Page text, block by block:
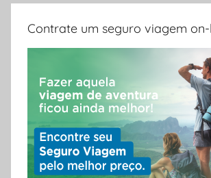
Contrate um seguro viagem